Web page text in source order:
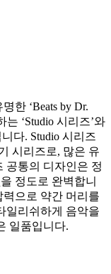
한 ‘Beats by Dr.
‘Studio 시리즈’와
니다. Studio 시리즈
시리즈로, 많은 유
공통의 디자인은 정
정도로 완벽합니
으로 약간 머리를
일리쉬하게 음악을
일품입니다.